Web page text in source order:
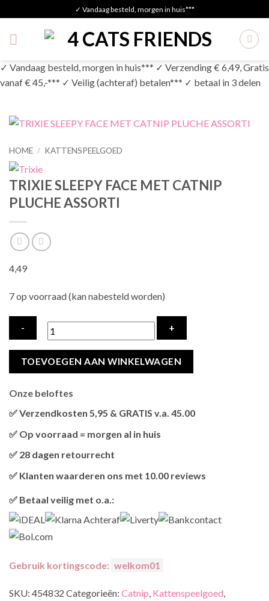
to
content
✓ Vandaag besteld, morgen in huis***
✓ Vandaag besteld, morgen in huis*** ✓ Verzending € 6,49, Gratis
vanaf € 45,-*** ✓ Veilig (achteraf) betalen*** ✓ betaal in 3 delen
HOME / KATTENSPEELGOED
TRIXIE SLEEPY FACE MET CATNIP
PLUCHE ASSORTI
4,49
7 op voorraad (kan nabesteld worden)
TRIXIE
MET
CATNIP
ASSORTI
hoeveelheid
TOEVOEGEN AAN WINKELWAGEN
Onze beloftes
✅ Verzendkosten 5,95 & GRATIS v.a. 45.00
bestellingen v.a. 45,00 worden gratis verzonden.
✅ Op voorraad = morgen al in huis
hetvandaag nog verzonden
✅ 28 dagen retourrecht
retourneren.
✅ Klanten waarderen ons met 10.00 reviews
✅ Betaal veilig met o.a.:
Gebruik kortingscode: welkom01
SKU: 454832 Categorieën: Catnip, Kattenspeelgoed,